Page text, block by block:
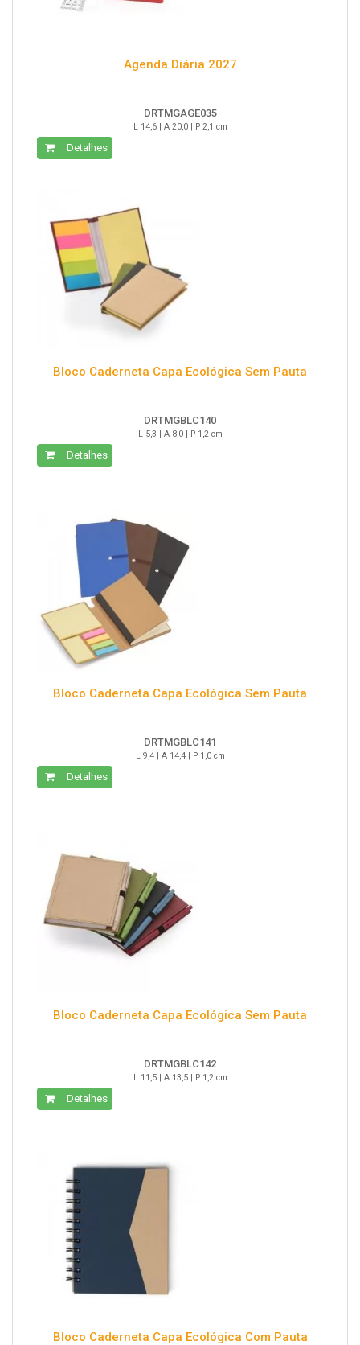
Agenda Diária 2027
DRTMGAGE035
L 14,6 | A 20,0 | P 2,1 cm
Detalhes
Bloco Caderneta Capa Ecológica Sem Pauta
DRTMGBLC140
L 5,3 | A 8,0 | P 1,2 cm
Detalhes
Bloco Caderneta Capa Ecológica Sem Pauta
DRTMGBLC141
L 9,4 | A 14,4 | P 1,0 cm
Detalhes
Bloco Caderneta Capa Ecológica Sem Pauta
DRTMGBLC142
L 11,5 | A 13,5 | P 1,2 cm
Detalhes
Bloco Caderneta Capa Ecológica Com Pauta